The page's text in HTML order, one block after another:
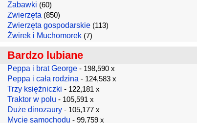
Zabawki (60)
Zwierzęta (850)
Zwierzęta gospodarskie (113)
Żwirek i Muchomorek (7)
Bardzo lubiane
Peppa i brat George - 198,590 x
Peppa i cała rodzina - 124,583 x
Trzy księżniczki - 122,181 x
Traktor w polu - 105,591 x
Duże dinozaury - 105,177 x
Mycie samochodu - 99,759 x